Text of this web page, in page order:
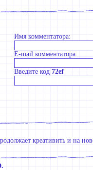
Имя комментатора:
E-mail комментатора:
Введите код 72ef
креативить и на